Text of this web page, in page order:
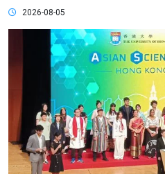
2026-08-05